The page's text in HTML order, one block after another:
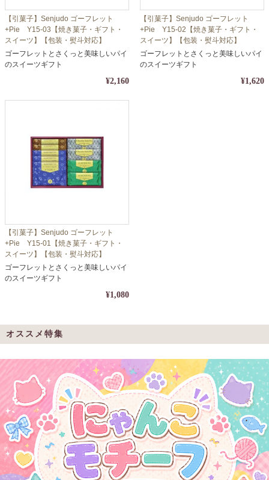
【引菓子】Senjudo ゴーフレット
+Pie Y15-03【焼き菓子・ギフト・
スイーツ】【包装・熨斗対応】
ゴーフレットとさくっと美味しいパイ
のスイーツギフト
¥2,160
【引菓子】Senjudo ゴーフレット
+Pie Y15-02【焼き菓子・ギフト・
スイーツ】【包装・熨斗対応】
ゴーフレットとさくっと美味しいパイ
のスイーツギフト
¥1,620
【引菓子】Senjudo ゴーフレット
+Pie Y15-01【焼き菓子・ギフト・
スイーツ】【包装・熨斗対応】
ゴーフレットとさくっと美味しいパイ
のスイーツギフト
¥1,080
オススメ特集